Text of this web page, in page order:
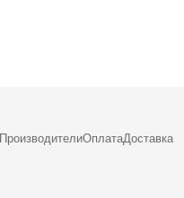
ПроизводителиОплатаДоставка